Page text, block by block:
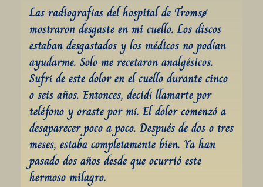
Las radiografías del hospital de Tromsø
mostraron desgaste en mi cuello. Los discos
estaban desgastados y los médicos no podían
ayudarme. Solo me recetaron analgésicos.
Sufrí de este dolor en el cuello durante cinco
o seis años. Entonces, decidí llamarte por
teléfono y oraste por mí. El dolor comenzó a
desaparecer poco a poco. Después de dos o tres
meses, estaba completamente bien. Ya han
pasado dos años desde que ocurrió este
hermoso milagro.